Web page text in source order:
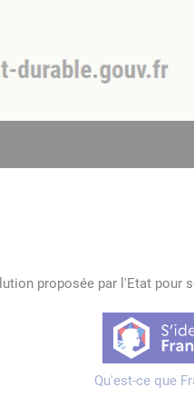
proposée par l'Etat pour
Qu'est-ce que